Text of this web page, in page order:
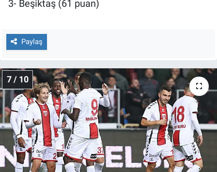
3- Beşiktaş (61 puan)
Paylaş
7 / 10